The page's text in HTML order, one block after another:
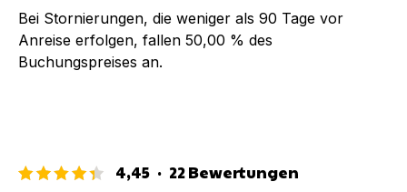
Bei Stornierungen, die weniger als 90 Tage vor
Anreise erfolgen, fallen 50,00 % des
Buchungspreises an.
4,45 · 22Bewertungen